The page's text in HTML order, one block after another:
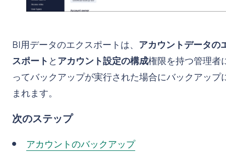
BI用データのエクスポートは、 アカウントデータの
スポート と アカウント設定の構成権限を持つ管理者
ってバックアップが実行された場合にバックアップ
まれます。
次のステップ
アカウントのバックアップ